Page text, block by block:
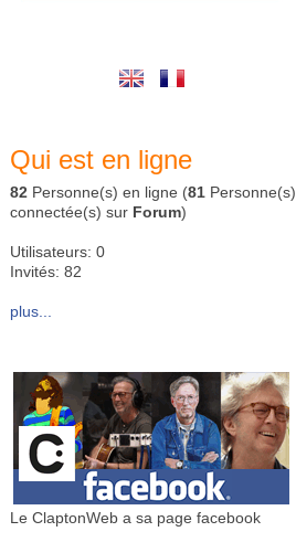
Qui est en ligne
82 Personne(s) en ligne (81 Personne(s)
connectée(s) sur Forum)
Utilisateurs: 0
Invités: 82
plus...
Le ClaptonWeb a sa page facebook